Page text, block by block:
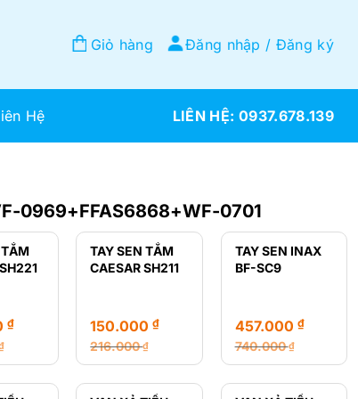
Giỏ hàng Đăng nhập / Đăng ký
Hệ 0937.678.139
0969+FFAS6868+WF-0701
TẮM
₫
TAY SEN TẮM
CAESAR SH211
216.000₫
Giá
gốc
150.000₫
Giá
hiện
TAY SEN INAX
BF-SC9
740.000₫
Giá
gốc
457.000 ₫
Giá
hiện